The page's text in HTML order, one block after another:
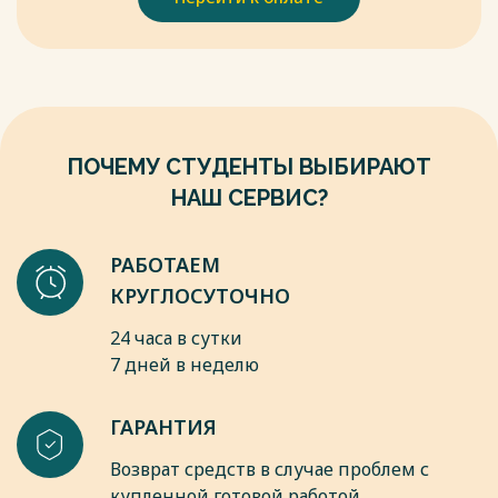
самостоятельной работы обучающиеся допускают ошибки
по причине непонимания формулировки задания.
компетентность - владение, обладание человеком
соответствующей компетенцией, включающей его
Весь текст будет доступенпосле покупки
ПОЧЕМУ СТУДЕНТЫ ВЫБИРАЮТ
НАШ СЕРВИС?
РАБОТАЕМ
КРУГЛОСУТОЧНО
24 часа в сутки
7 дней в неделю
ГАРАНТИЯ
Возврат средств в случае проблем с